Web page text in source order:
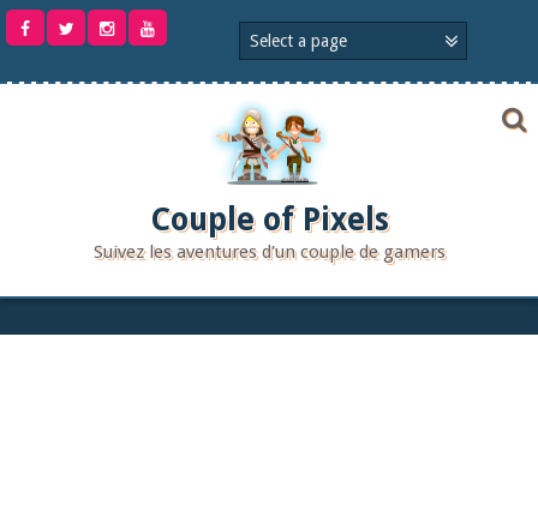
Aller
Couple of Pixels
Suivez les aventures d'un couple de gamers